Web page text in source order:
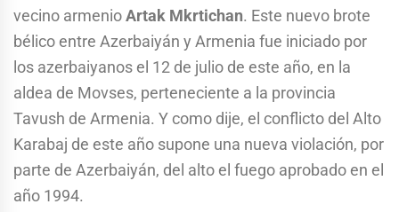
vecino armenioArtak Mkrtichan. Este nuevo brote
bélico entre Azerbaiyán y Armenia fue iniciado por
los azerbaiyanos el 12 de julio de este año, en la
aldea de Movses, perteneciente a la provincia
Tavush de Armenia. Y como dije, el conflicto del Alto
Karabaj de este año supone una nueva violación, por
parte de Azerbaiyán, del alto el fuego aprobado en el
año 1994.